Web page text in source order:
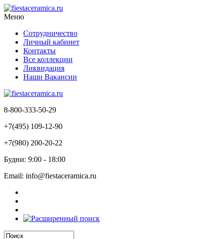
Меню
Сотрудничество
Личный кабинет
Контакты
Все коллекции
Ликвидация
Наши Вакансии
8-800-333-50-29
+7(495) 109-12-90
+7(980) 200-20-22
Будни: 9:00 - 18:00
Email: info@fiestaceramica.ru